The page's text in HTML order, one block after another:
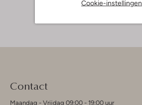
Cookie-instellingen
Contact
Maandag - Vrijdag 09:00 - 19:00 uur